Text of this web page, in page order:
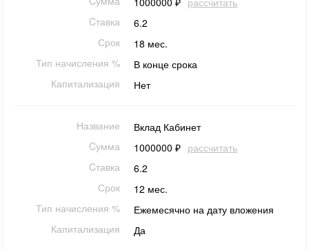
Cтавка
6.2
Срок
18 мес.
Тип начисления %
В конце срока
Капитализация
Нет
Название
Вклад Кабинет
Cумма
1000000 ₽ рассчитать
Cтавка
6.2
Срок
12 мес.
Тип начисления %
Ежемесячно на дату вложения
Капитализация
Да